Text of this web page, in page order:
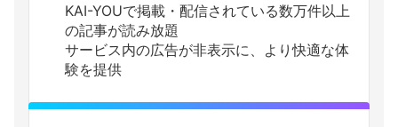
KAI-YOUで掲載・配信されている数万件以上
の記事が読み放題
サービス内の広告が非表示に、より快適な体
験を提供